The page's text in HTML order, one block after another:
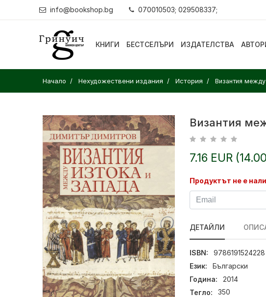
info@bookshop.bg 070010503; 029508337;
КНИГИ БЕСТСЕЛЪРИ ИЗДАТЕЛСТВА
Начало Нехудожествени издания История Византия
Византия
7.16 EUR
Продуктът не е
ДЕТАЙЛИ
ISBN:
9786191524228
Език:
Български
Година:
2014
Тегло:
350